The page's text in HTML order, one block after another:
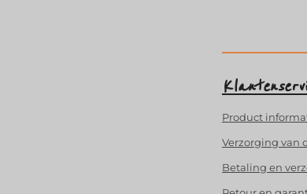
Product
Verzorging van
Betaling en